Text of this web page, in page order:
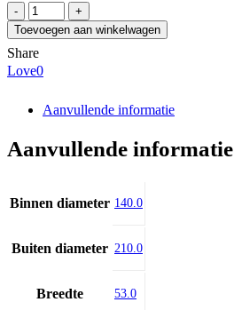
SKF
23028
CCK/C4W33
aantal
Toevoegen aan winkelwagen
Share
Love0
Aanvullende informatie
Aanvullende informatie
Binnen diameter 140.0
Buiten diameter 210.0
Breedte 53.0